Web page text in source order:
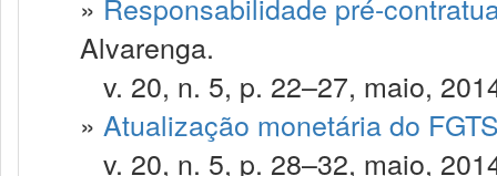
Alvarenga.
v. 20, n. 5, p. 22–27, maio,
» Atualização monetária do
v. 20, n. 5, p. 28–32, maio,